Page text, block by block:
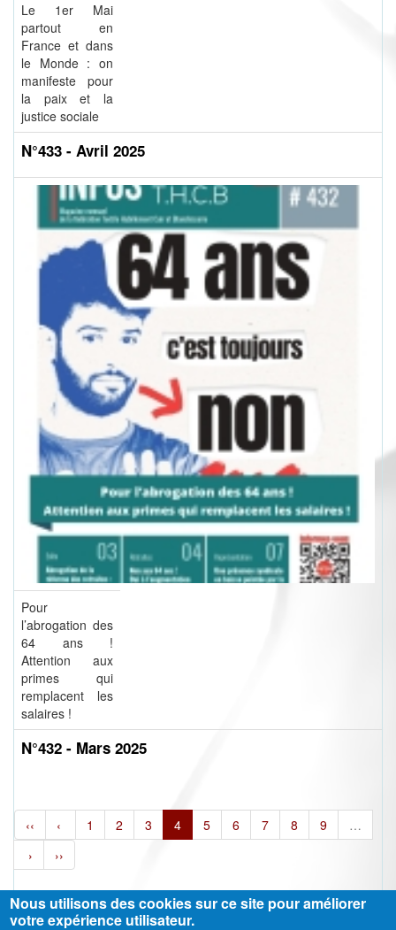
Le 1er Mai
partout en
France et dans
le Monde : on
manifeste pour
la paix et la
justice sociale
N°433 - Avril 2025
Pour
l’abrogation des
64 ans !
Attention aux
primes qui
remplacent les
salaires !
N°432 - Mars 2025
‹‹ ‹ 1 2 3 4 5 6 7 8 9
…
›
››
Nous utilisons des cookies sur ce site pour améliorer
votre expérience utilisateur.